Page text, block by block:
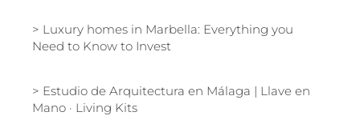
Luxury homes in Marbella: Everything you
Need to Know to Invest
Estudio de Arquitectura en Málaga | Llave en
Mano · Living Kits